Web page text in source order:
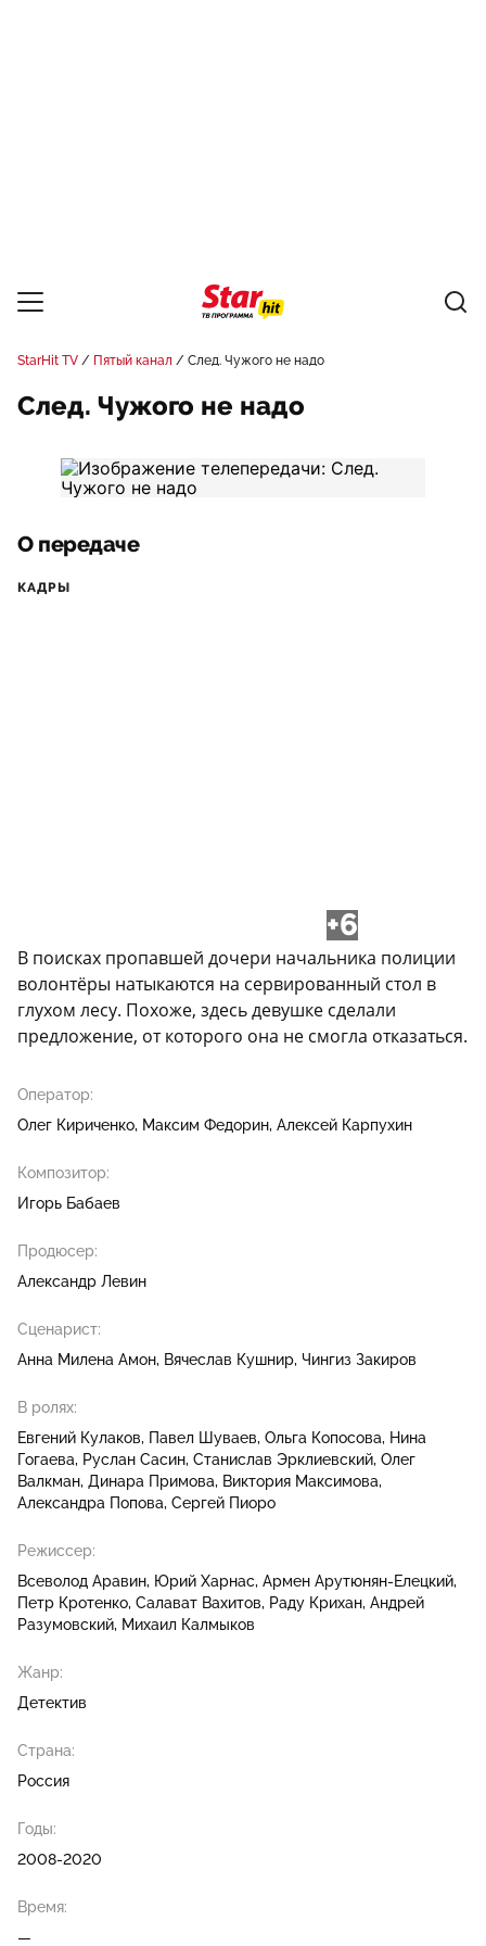
StarHit TV Пятый канал След. Чужого не надо
След. Чужого не надо
О передаче
КАДРЫ
+6
В поисках пропавшей дочери начальника полиции
волонтёры натыкаются на сервированный стол в
глухом лесу. Похоже, здесь девушке сделали
предложение, от которого она не смогла отказаться.
Оператор:
Олег Кириченко Максим Федорин Алексей Карпухин
Композитор:
Игорь Бабаев
Продюсер:
Александр Левин
Сценарист:
Анна Милена Амон Вячеслав Кушнир Чингиз Закиров
В ролях:
Евгений Кулаков
Павел Шуваев Ольга Копосова Нина
Гогаева Руслан Сасин Станислав Эрклиевский Олег
Валкман Динара Примова Виктория Максимова
Александра Попова Сергей Пиоро
Режиссер:
Всеволод Аравин Юрий Харнас Армен Арутюнян-Елецкий
Петр Кротенко Салават Вахитов Раду Крихан Андрей
Разумовский Михаил Калмыков
Жанр:
Детектив
Страна:
Россия
Годы:
2008-2020
Время:
—